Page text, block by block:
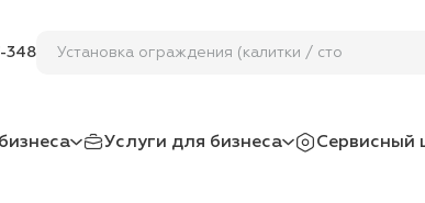
348 Установка ограждения
Услуги для бизнеса Сервисный